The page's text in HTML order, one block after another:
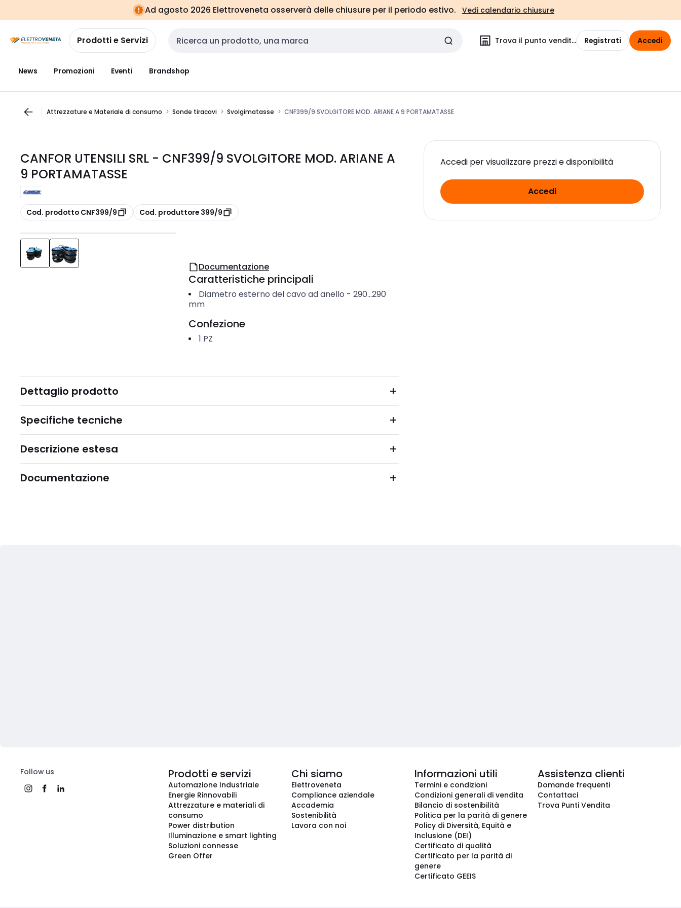
navigazionealla
pagina
Ad agosto 2026 Elettroveneta osserverà delle chiusure per il periodo estivo. Vedi calendario chiusure
Prodotti e Servizi Cerca input Trova il punto vendita Registrati Accedi
News Promozioni Eventi Brandshop
Attrezzature e Materiale di consumo Sonde tiracavi Svolgimatasse CNF399/9 SVOLGITORE MOD. ARIANE A 9 PORTAMATASSE
CANFOR UTENSILI SRL - CNF399/9 SVOLGITORE MOD. ARIANE A
9 PORTAMATASSE
copia
Cod. prodotto CNF399/9 copia
Cod. produttore 399/9
Accedi per visualizzare prezzi e disponibilità
Accedi
Documentazione
Caratteristiche principali
Diametro esterno del cavo ad anello - 290...290
mm
Confezione
1 PZ
Dettaglio prodotto
Specifiche tecniche
Descrizione estesa
Documentazione
Follow us Prodotti e servizi
Automazione Industriale
Energie Rinnovabili
Attrezzature e materiali di
consumo
Power distribution
Illuminazione e smart lighting
Soluzioni connesse
Green Offer
Chi siamo
Elettroveneta
Compliance aziendale
Accademia
Sostenibilità
Lavora con noi
Informazioni utili
Termini e condizioni
Condizioni generali di vendita
Bilancio di sostenibilità
Politica per la parità di genere
Policy di Diversità, Equità e
Inclusione (DEI)
Certificato di qualità
Certificato per la parità di
genere
Certificato GEEIS
Assistenza clienti
Domande frequenti
Contattaci
Trova Punti Vendita